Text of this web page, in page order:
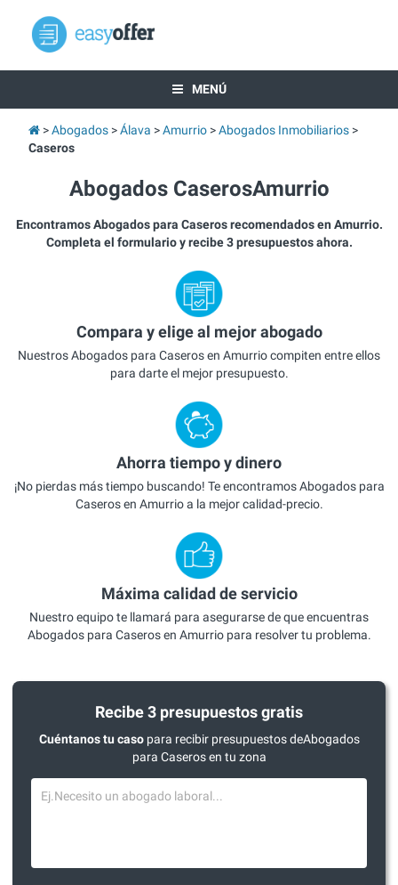
MENÚ
Abogados Álava Amurrio
Abogados Inmobiliarios
Caseros
Abogados CaserosAmurrio
Encontramos Abogados para Caseros recomendados en Amurrio.
Completa el formulario y recibe 3 presupuestos ahora.
Compara y elige al mejor abogado
Nuestros Abogados para Caseros en Amurrio compiten entre ellos
para darte el mejor presupuesto.
Ahorra tiempo y dinero
¡No pierdas más tiempo buscando! Te encontramos Abogados para
Caseros en Amurrio a la mejor calidad-precio.
Máxima calidad de servicio
Nuestro equipo te llamará para asegurarse de que encuentras
Abogados para Caseros en Amurrio para resolver tu problema.
Recibe 3 presupuestos gratis
Cuéntanos tu casopara recibir presupuestos deAbogados
para Caseros en tu zona